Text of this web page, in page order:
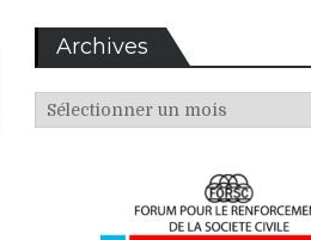
Archives
Archives